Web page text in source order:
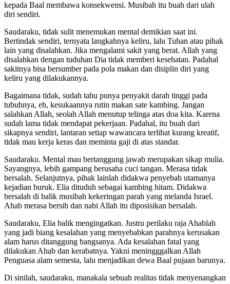
kepada Baal membawa konsekwensi. Musibah itu buah dari ulah
diri sendiri.
Saudaraku, tidak sulit menemukan mental demikian saat ini.
Bertindak sendiri, ternyata langkahnya keliru, lalu Tuhan atau pihak
lain yang disalahkan. Jika mengalami sakit yang berat. Allah yang
disalahkan dengan tuduhan Dia tidak memberi kesehatan. Padahal
sakitnya bisa bersumber pada pola makan dan disiplin diri yang
keliru yang dilakukannya.
Bagaimana tidak, sudah tahu punya penyakit darah tinggi pada
tubuhnya, eh, kesukaannya rutin makan sate kambing. Jangan
salahkan Allah, seolah Allah menutup telinga atas doa kita. Karena
sudah lama tidak mendapat pekerjaan. Padahal, itu buah dari
sikapnya sendiri, lantaran setiap wawancara terlihat kurang kreatif,
tidak mau kerja keras dan meminta gaji di atas standar.
Saudaraku. Mental mau bertanggung jawab merupakan sikap mulia.
Sayangnya, lebih gampang berusaha cuci tangan. Merasa tidak
bersalah. Selanjutnya, pihak lainlah didakwa penyebab utamanya
kejadian buruk. Elia dituduh sebagai kambing hitam. Didakwa
bersalah di balik musibah kekeringan parah yang melanda Israel.
Ahab merasa bersih dan nabi Allah itu diposisikan bersalah.
Saudaraku, Elia balik mengingatkan. Justru perilaku raja Ahablah
yang jadi biang kesalahan yang menyebabkan parahnya kerusakan
alam harus ditanggung bangsanya. Ada kesalahan fatal yang
dilakukan Ahab dan kerabatnya. Yakni meningggalkan Allah
Penguasa alam semesta, lalu menjadikan dewa Baal pujaan barunya.
Di sinilah, saudaraku, manakala sebuah realitas tidak menyenangkan